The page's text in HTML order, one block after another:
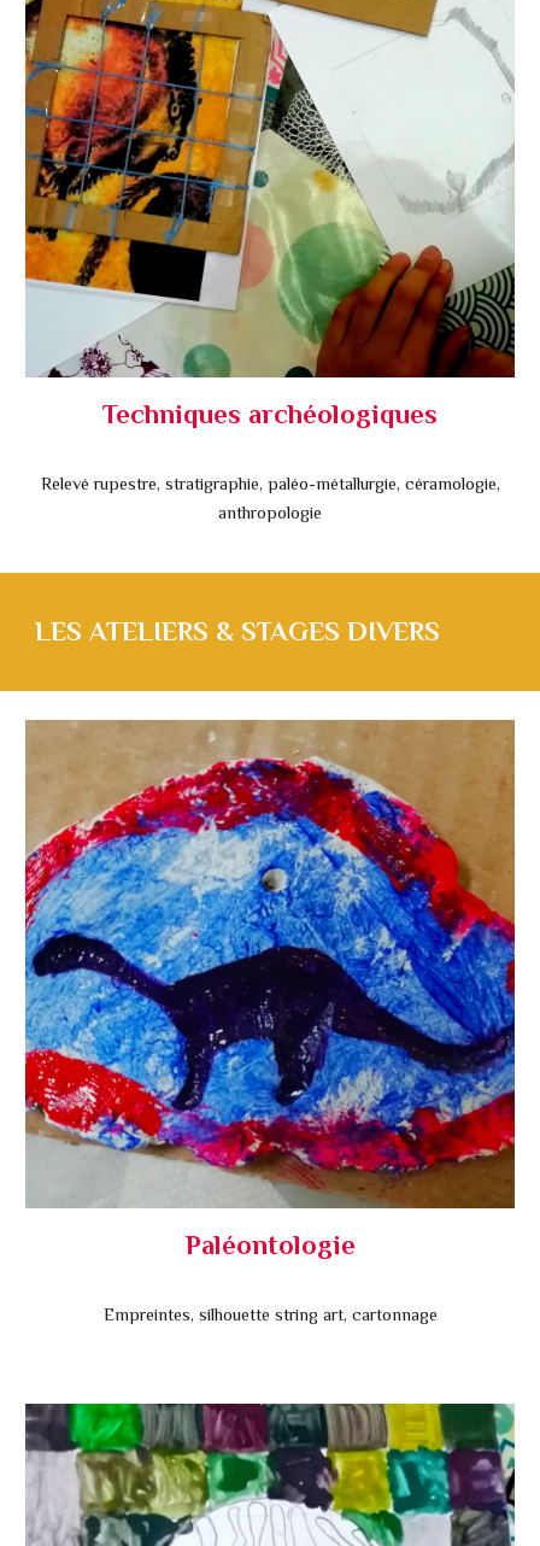
Techniques archéologiques
Relevé rupestre, stratigraphie, paléo-métallurgie, céramologie,
anthropologie
LES ATELIERS & STAGESDIVERS
Paléontologie
Empreintes, silhouette string art, cartonnage